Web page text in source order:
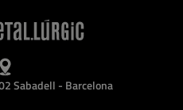
Sabadell - Barcelona